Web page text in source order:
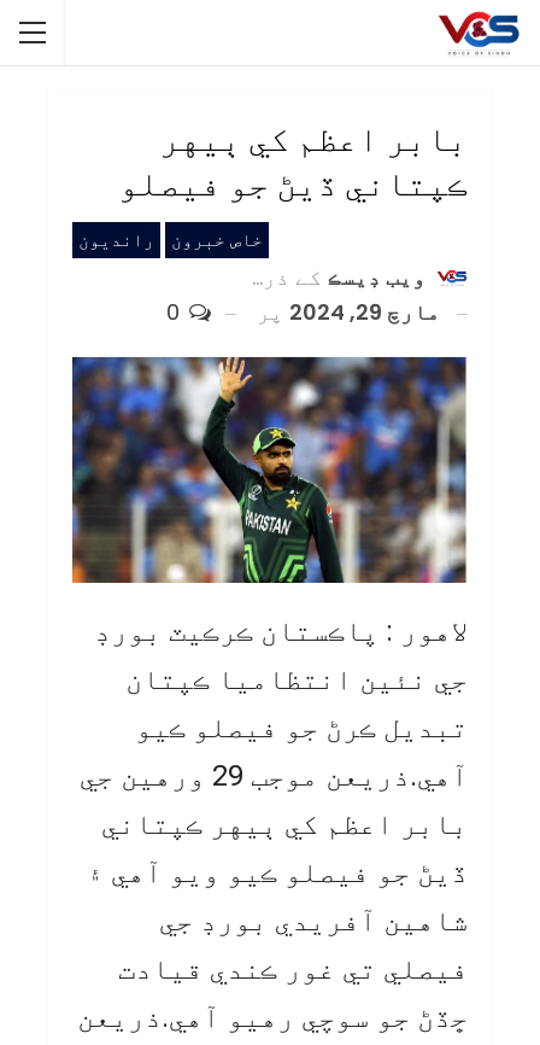
بابر اعظم کي ٻيهر
ڪپتاني ڏيڻ جو فيصلو
خاص خبرون رانديون
ويب ڊيسڪ کے ذریعہ
مارچ 29, 2024
پر
لاهور : پاڪستان ڪرڪيٽ بورڊ
جي نئين انتظاميا ڪپتان
تبديل ڪرڻ جو فيصلو ڪيو
آهي.ذريعن موجب 29 ورهين جي
بابر اعظم کي ٻيهر ڪپتاني
ڏيڻ جو فيصلو ڪيو ويو آهي ۽
شاهين آفريدي بورڊ جي
فيصلي تي غور ڪندي قيادت
ڇڏڻ جو سوچي رهيو آهي.ذريعن